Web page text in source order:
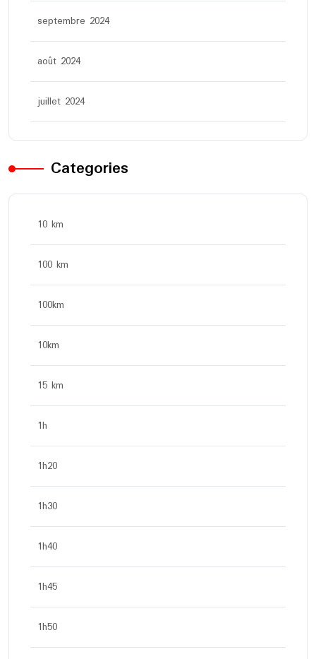
septembre 2024
août 2024
juillet 2024
Categories
10 km
100 km
100km
10km
15 km
1h
1h20
1h30
1h40
1h45
1h50